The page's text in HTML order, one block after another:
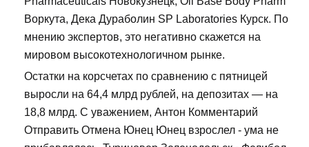
Воркута, Дека Дураболин SP Laboratories Курск. По
мнению экспертов, это негативно скажется на
мировом высокотехнологичном рынке.
Остатки на корсчетах по сравнению с пятницей
выросли на 64,4 млрд рублей, на депозитах — на
18,8 млрд. С уважением, Антон Комментарий
Отправить Отмена Юнец Юнец взрослел - ума не